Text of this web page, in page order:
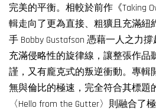
完美的平衡。相較於前作《Taking
輯走向了更為直接、粗獷且充滿紐
手 Bobby Gustafson 憑藉一人之力
充滿侵略性的旋律線，讓整張作品
謹，又有龐克式的叛逆衝動。專輯
無與倫比的極速，完全符合其標題
〈Hello from the Gutter〉則融合